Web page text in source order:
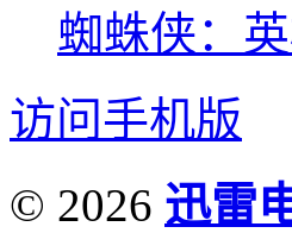
蜘蛛侠：
访问手机版
© 2026 迅雷